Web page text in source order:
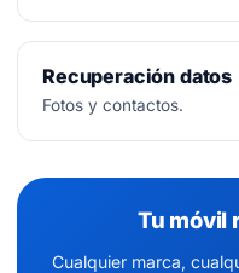
Recuperación datos
Fotos y contactos.
Tu móvil
Cualquier marca,